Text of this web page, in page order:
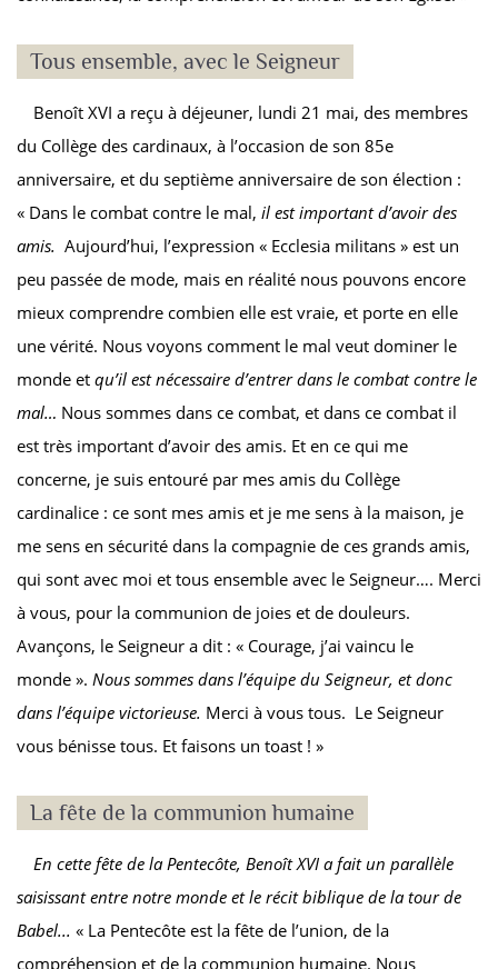
Tous ensemble, avec le Seigneur
Benoît XVI a reçu à déjeuner, lundi 21 mai, des membres
du Collège des cardinaux, à l’occasion de son 85e
anniversaire, et du septième anniversaire de son élection :
« Dans le combat contre le mal, il est important d’avoir des
amis. Aujourd’hui, l’expression « Ecclesia militans » est un
peu passée de mode, mais en réalité nous pouvons encore
mieux comprendre combien elle est vraie, et porte en elle
une vérité. Nous voyons comment le mal veut dominer le
monde et qu’il est nécessaire d’entrer dans le combat contre le
mal… Nous sommes dans ce combat, et dans ce combat il
est très important d’avoir des amis. Et en ce qui me
concerne, je suis entouré par mes amis du Collège
cardinalice : ce sont mes amis et je me sens à la maison, je
me sens en sécurité dans la compagnie de ces grands amis,
qui sont avec moi et tous ensemble avec le Seigneur…. Merci
à vous, pour la communion de joies et de douleurs.
Avançons, le Seigneur a dit : « Courage, j’ai vaincu le
monde ». Nous sommes dans l’équipe du Seigneur, et donc
dans l’équipe victorieuse. Merci à vous tous. Le Seigneur
vous bénisse tous. Et faisons un toast ! »
La fête de la communion humaine
En cette fête de la Pentecôte, Benoît XVI a fait un parallèle
saisissant entre notre monde et le récit biblique de la tour de
Babel... « La Pentecôte est la fête de l’union, de la
compréhension et de la communion humaine. Nous